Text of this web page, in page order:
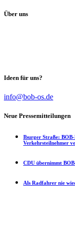
Über uns
Ideen für uns?
info@bob-os.de
Neue Pressemitteilungen
Iburger Straße:
Verkehrsteilnehmer
CDU übernimmt
Als Radfahrer nie